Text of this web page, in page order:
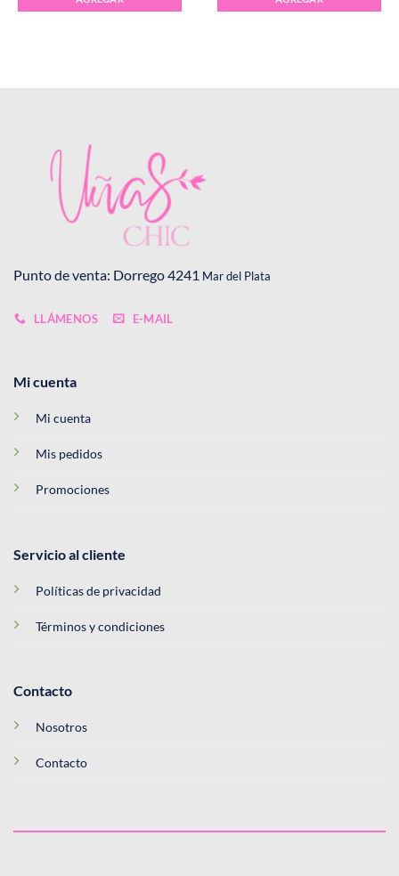
Punto de venta: Dorrego 4241 Mar del Plata
LLÁMENOS E-MAIL
Mi cuenta
Mi cuenta
Mis pedidos
Promociones
Servicio al cliente
Políticas de privacidad
Términos y condiciones
Contacto
Nosotros
Contacto